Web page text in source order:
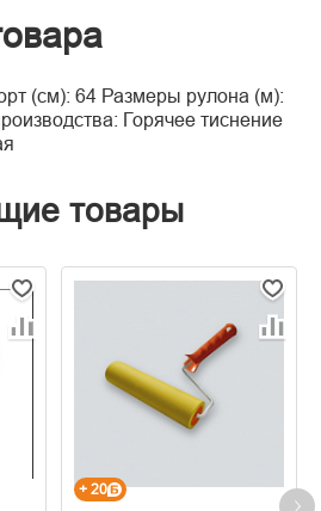
(см): 64 Размеры рулона (м):
Горячее тиснение
товары
+ 20